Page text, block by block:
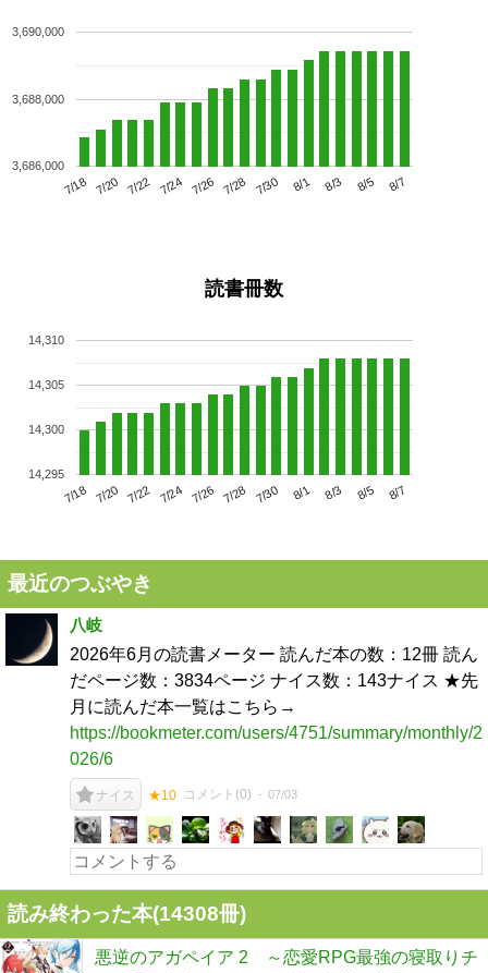
7/18 7/20 7/22 7/24 7/26 7/28 7/30 8/1 8/3 8/5 8/7
3,686,000
3,688,000
3,690,000
読書冊数
7/18 7/20 7/22 7/24 7/26 7/28 7/30 8/1 8/3 8/5 8/7
14,295
14,300
14,305
14,310
最近のつぶやき
八岐
2026年6月の読書メーター 読んだ本の数：12冊 読ん
だページ数：3834ページ ナイス数：143ナイス ★先
月に読んだ本一覧はこちら→
https://bookmeter.com/users/4751/summary/monthly/2
026/6
ナイス ★10 コメント(0) 07/03
読み終わった本(14308冊)
悪逆のアガペイア 2 ～恋愛RPG最強の寝取りチ